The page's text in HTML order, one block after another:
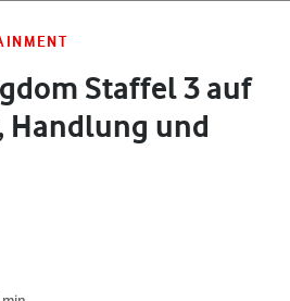
Staffel 3 auf
Handlung und